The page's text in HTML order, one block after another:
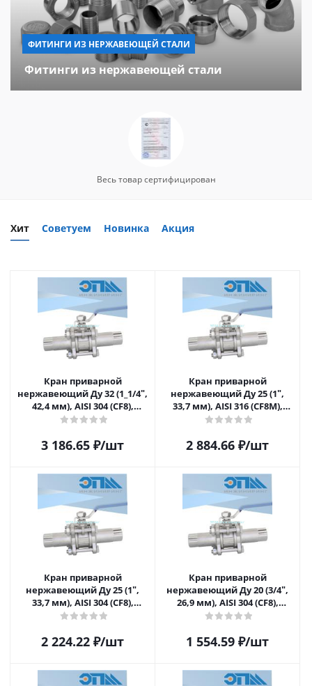
ФИТИНГИ ИЗ НЕРЖАВЕЮЩЕЙ СТАЛИ
Фитинги из нержавеющей стали
Весь товар сертифицирован
Хит Советуем Новинка Акция
Кран приварной
нержавеющий Ду 32 (1_1/4ʺ,
42,4 мм), AISI 304 (CF8),
полнопроходной, шаровой,
разборный, с блокировкой
площадки под привод
3 186.65 ₽/шт
Кран приварной
нержавеющий Ду 25 (1ʺ,
33,7 мм), AISI 316 (CF8M),
полнопроходной, шаровой,
разборный, с блокировкой
площадки под привод
2 884.66 ₽/шт
Кран приварной
нержавеющий Ду 25 (1ʺ,
33,7 мм), AISI 304 (CF8),
полнопроходной, шаровой,
разборный, с блокировкой
площадки под привод
2 224.22 ₽/шт
Кран приварной
нержавеющий Ду 20 (3/4ʺ,
26,9 мм), AISI 304 (CF8),
полнопроходной, шаровой,
разборный, с блокировкой
площадки под привод
1 554.59 ₽/шт